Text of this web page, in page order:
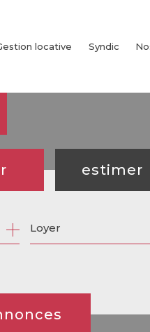
locative Syndic
pro
estimer
Loyer